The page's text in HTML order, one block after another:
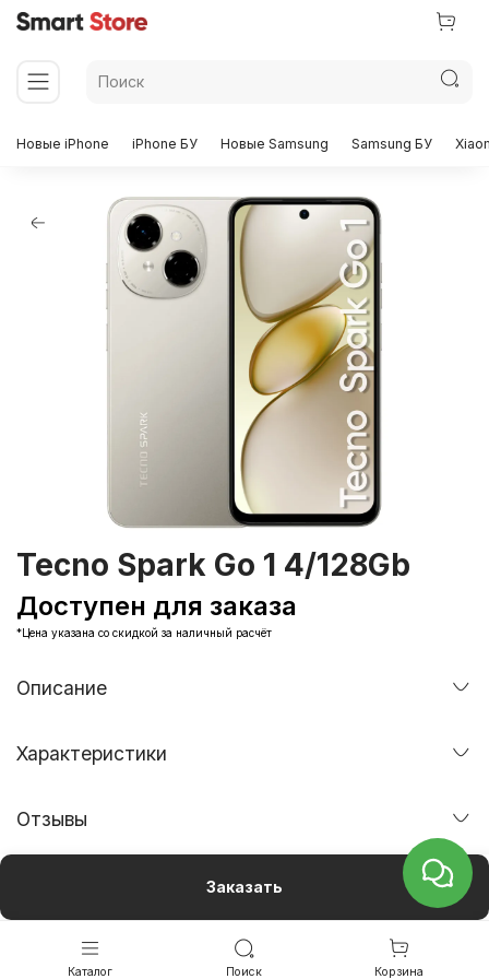
Новые iPhone iPhone БУ Новые Samsung Samsung БУ
Tecno Spark Go 1 4/128Gb
Доступен для заказа
*Цена указана со скидкой за наличный расчёт
Заказать
Описание
Характеристики
Отзывы
Каталог Поиск Корзина